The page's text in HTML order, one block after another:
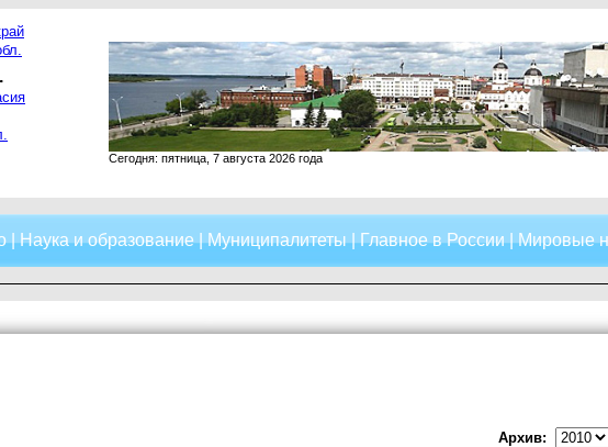
Сегодня: пятница, 7 августа 2026 года
|Наука и образование|Муниципалитеты|Главное в России|Мировые
Архив: